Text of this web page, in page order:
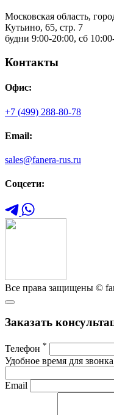
Московская область,
Кутьино, 65, стр. 7
будни 9:00-20:00, сб
Контакты
Офис:
+7 (499) 288-80-78
Email:
sales@fanera-rus.ru
Соцсети:
Все права защищены ©
Заказать
Телефон *
Удобное время для звонка
Email